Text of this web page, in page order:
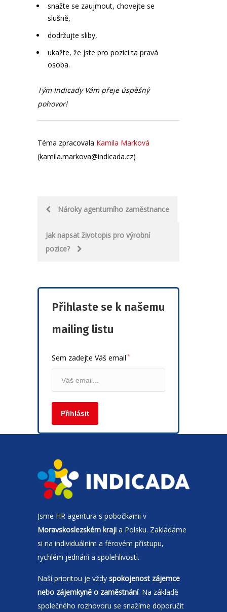
snažte se zaujmout, chovejte se
slušně,
dodržujte sliby,
ukažte, že jste pro pozici ta pravá
osoba.
Tým Indicady Vám přeje úspěšný
pohovor!
Téma zpracovala Kamila Marková
(kamila.markova@indicada.cz)
Post
navigation
Nároky agenturního zaměstnance
Jak napsat životopis pro výrobní
pozice?
Přihlaste se k našemu
mailing listu
Sem zadejte Váš email *
Jsme HR agentura s pobočkami v
Moravskoslezském kraji a Polsku. Zakládáme
si na individuálním a férovém přístupu,
rychlém jednání a spolehlivosti.
Naší prioritou je vždy spokojenost zájemce
nebo zájemkyně o zaměstnání. Na základě
společného rozhovoru se snažíme doporučit